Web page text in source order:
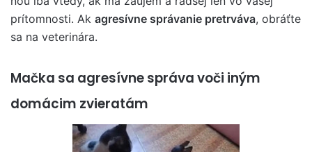
prítomnosti. Ak agresívne správanie pretrváva, obráťte
sa na veterinára.
Mačka sa agresívne správa voči iným
domácim zvieratám